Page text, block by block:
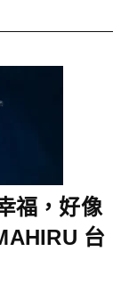
福，好像
台